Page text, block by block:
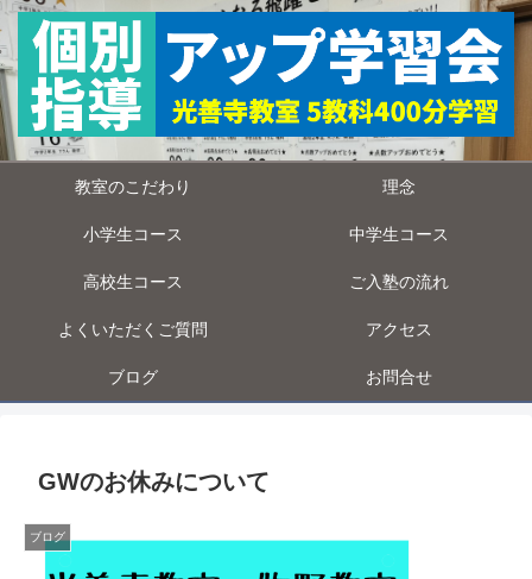
教室のこだわり 理念
小学生コース 中学生コース
高校生コース ご入塾の流れ
よくいただくご質問 アクセス
ブログ お問合せ
GWのお休みについて
ブログ